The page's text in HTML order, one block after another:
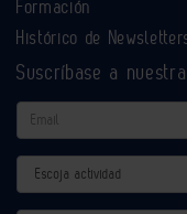
Formación
Histórico de
Suscríbase a nuestra
Email
Actividad